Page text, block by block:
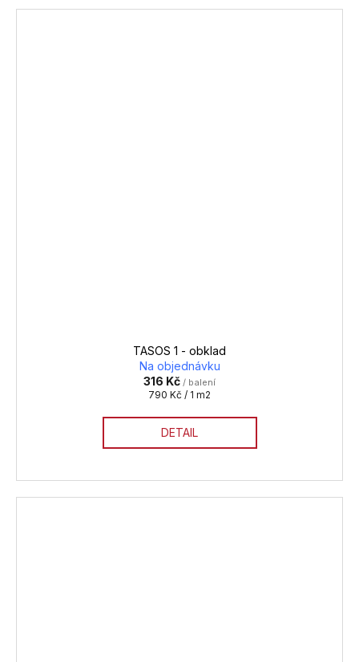
TASOS 1 - obklad
Na objednávku
316 Kč / balení
Měrná
790 Kč / 1 m2
DETAIL